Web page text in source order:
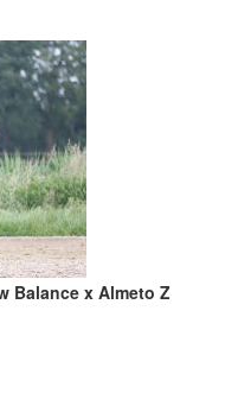
Balance x Almeto Z